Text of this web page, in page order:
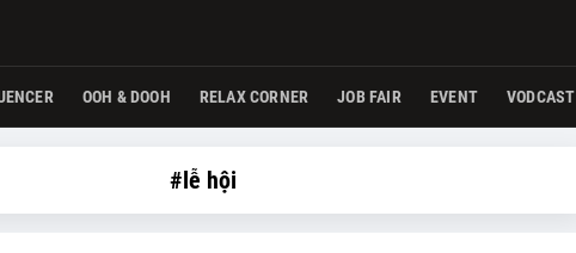
OOH & DOOH RELAX CORNER JOB FAIR EVENT VODCAST
#lễ hội